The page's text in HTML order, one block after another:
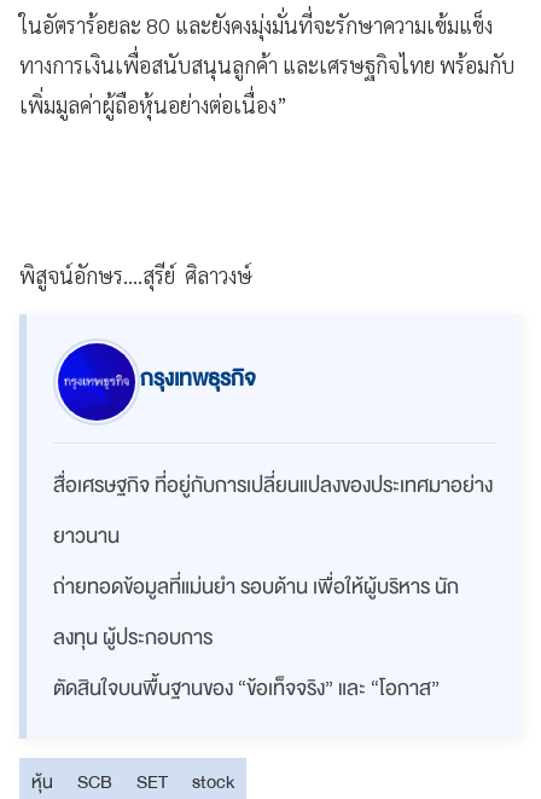
ในอัตราร้อยละ 80 และยังคงมุ่งมั่นที่จะรักษาความเข้มแข็ง
ทางการเงินเพื่อสนับสนุนลูกค้า และเศรษฐกิจไทย พร้อมกับ
เพิ่มมูลค่าผู้ถือหุ้นอย่างต่อเนื่อง”
พิสูจน์อักษร....สุรีย์ ศิลาวงษ์
กรุงเทพธุรกิจ
สื่อเศรษฐกิจ ที่อยู่กับการเปลี่ยนแปลงของประเทศมาอย่าง
ยาวนาน
ถ่ายทอดข้อมูลที่แม่นยำ รอบด้าน เพื่อให้ผู้บริหาร นัก
ลงทุน ผู้ประกอบการ
ตัดสินใจบนพื้นฐานของ “ข้อเท็จจริง” และ “โอกาส”
หุ้น SCB SET
stock